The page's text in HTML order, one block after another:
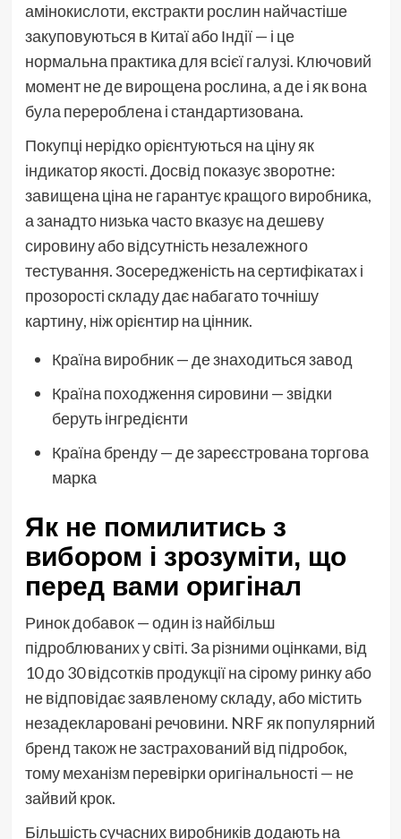
амінокислоти, екстракти рослин найчастіше
закуповуються в Китаї або Індії — і це
нормальна практика для всієї галузі. Ключовий
момент не де вирощена рослина, а де і як вона
була перероблена і стандартизована.
Покупці нерідко орієнтуються на ціну як
індикатор якості. Досвід показує зворотне:
завищена ціна не гарантує кращого виробника,
а занадто низька часто вказує на дешеву
сировину або відсутність незалежного
тестування. Зосередженість на сертифікатах і
прозорості складу дає набагато точнішу
картину, ніж орієнтир на цінник.
Країна виробник — де знаходиться завод
Країна походження сировини — звідки
беруть інгредієнти
Країна бренду — де зареєстрована торгова
марка
Як не помилитись з
вибором і зрозуміти, що
перед вами оригінал
Ринок добавок — один із найбільш
підроблюваних у світі. За різними оцінками, від
10 до 30 відсотків продукції на сірому ринку або
не відповідає заявленому складу, або містить
незадекларовані речовини. NRF як популярний
бренд також не застрахований від підробок,
тому механізм перевірки оригінальності — не
зайвий крок.
Більшість сучасних виробників додають на